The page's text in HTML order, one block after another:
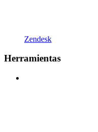
Zendesk
Herramientas